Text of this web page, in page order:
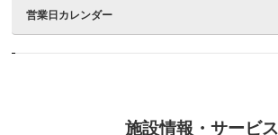
営業日カレンダー
施設情報・サービス